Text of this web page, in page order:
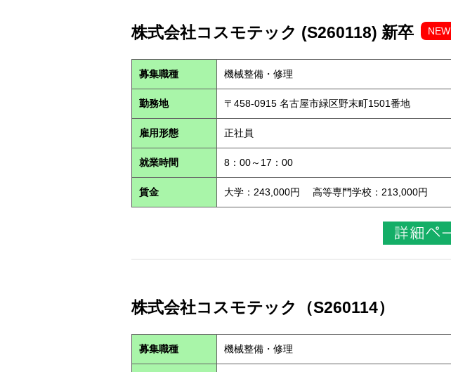
株式会社コスモテック (S260118) 新卒 NEW
募集職種 機械整備・修理
勤務地 〒458-0915 名古屋市緑区野末町1501番地
雇用形態 正社員
就業時間 8：00～17：00
賃金 大学：243,000円 高等専門学校：213,000円
株式会社コスモテック（S260114）
募集職種 機械整備・修理